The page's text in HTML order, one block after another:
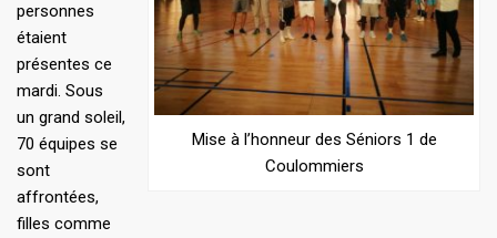
Mise à l’honneur des Séniors 1 de
Coulommiers
personnes
étaient
présentes ce
mardi. Sous
un grand soleil,
70 équipes se
sont
affrontées,
filles comme